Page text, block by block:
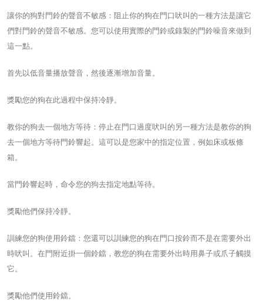
讓你的狗對門鈴的聲音不敏感：阻止你的狗在門口吠叫的一種方法是讓它
們對門鈴的聲音不敏感。您可以使用實際的門鈴或錄製的門鈴噪音來做到
這一點。
首先以低音量播放聲音，然後逐漸增加音量。
獎勵您的狗在此過程中保持冷靜。
教你的狗去一個地方等待：停止在門口過度吠叫的另一種方法是教你的狗
去一個地方等待門鈴響起。這可以是您家中的指定位置，例如床或板條
箱。
當門鈴響起時，命令您的狗去指定地點等待。
獎勵他們保持冷靜。
訓練您的狗使用鈴鐺：您還可以訓練您的狗在門口按鈴而不是在需要外出
時吠叫。在門附近掛一個鈴鐺，教您的狗在需要外出時用鼻子或爪子觸摸
它。
獎勵他們使用鈴鐺。